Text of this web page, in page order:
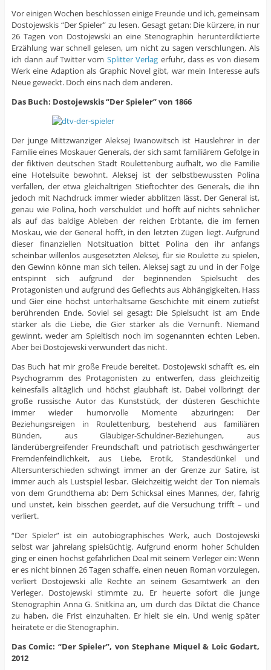
Vor einigen Wochen beschlossen einige Freunde und ich, gemeinsam
Dostojewskis “Der Spieler” zu lesen. Gesagt getan: Die kürzere, in nur
26 Tagen von Dostojewski an eine Stenographin herunterdiktierte
Erzählung war schnell gelesen, um nicht zu sagen verschlungen. Als
ich dann auf Twitter vom Splitter Verlag erfuhr, dass es von diesem
Werk eine Adaption als Graphic Novel gibt, war mein Interesse aufs
Neue geweckt. Doch eins nach dem anderen.
Das Buch: Dostojewskis “Der Spieler” von 1866
Der junge Mittzwanziger Aleksej Iwanowitsch ist Hauslehrer in der
Familie eines Moskauer Generals, der sich samt familiärem Gefolge in
der fiktiven deutschen Stadt Roulettenburg aufhält, wo die Familie
eine Hotelsuite bewohnt. Aleksej ist der selbstbewussten Polina
verfallen, der etwa gleichaltrigen Stieftochter des Generals, die ihn
jedoch mit Nachdruck immer wieder abblitzen lässt. Der General ist,
genau wie Polina, hoch verschuldet und hofft auf nichts sehnlicher
als auf das baldige Ableben der reichen Erbtante, die im fernen
Moskau, wie der General hofft, in den letzten Zügen liegt. Aufgrund
dieser finanziellen Notsituation bittet Polina den ihr anfangs
scheinbar willenlos ausgesetzten Aleksej, für sie Roulette zu spielen,
den Gewinn könne man sich teilen. Aleksej sagt zu und in der Folge
entspinnt sich aufgrund der beginnenden Spielsucht des
Protagonisten und aufgrund des Geflechts aus Abhängigkeiten, Hass
und Gier eine höchst unterhaltsame Geschichte mit einem zutiefst
berührenden Ende. Soviel sei gesagt: Die Spielsucht ist am Ende
stärker als die Liebe, die Gier stärker als die Vernunft. Niemand
gewinnt, weder am Spieltisch noch im sogenannten echten Leben.
Aber bei Dostojewski verwundert das nicht.
Das Buch hat mir große Freude bereitet. Dostojewski schafft es, ein
Psychogramm des Protagonisten zu entwerfen, dass gleichzeitig
keinesfalls alltäglich und höchst glaubhaft ist. Dabei vollbringt der
große russische Autor das Kunststück, der düsteren Geschichte
immer wieder humorvolle Momente abzuringen: Der
Beziehungsreigen in Roulettenburg, bestehend aus familiären
Bünden, aus Gläubiger-Schuldner-Beziehungen, aus
länderübergreifender Freundschaft und patriotisch geschwängerter
Fremdenfeindlichkeit, aus Liebe, Erotik, Standesdünkel und
Altersunterschieden schwingt immer an der Grenze zur Satire, ist
immer auch als Lustspiel lesbar. Gleichzeitig weicht der Ton niemals
von dem Grundthema ab: Dem Schicksal eines Mannes, der, fahrig
und unstet, kein bisschen geerdet, auf die Versuchung trifft – und
verliert.
“Der Spieler” ist ein autobiographisches Werk, auch Dostojewski
selbst war jahrelang spielsüchtig. Aufgrund enorm hoher Schulden
ging er einen höchst gefährlichen Deal mit seinem Verleger ein: Wenn
er es nicht binnen 26 Tagen schaffe, einen neuen Roman vorzulegen,
verliert Dostojewski alle Rechte an seinem Gesamtwerk an den
Verleger. Dostojewski stimmte zu. Er heuerte sofort die junge
Stenographin Anna G. Snitkina an, um durch das Diktat die Chance
zu haben, die Frist einzuhalten. Er hielt sie ein. Und wenig später
heiratete er die Stenographin.
Das Comic: “Der Spieler”, von Stephane Miquel & Loic Godart,
2012